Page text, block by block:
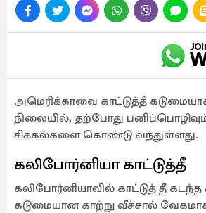
அமெரிக்காவை காட்டுத்தீ
நிலையில், தற்போது பனிப்பொழிவும்
சிக்கல்களை கொண்டு வந்துள்ளது.
கலிபோர்னியா காட்டுத்தீ
கலிபோர்னியாவில் காட்டுத் தீ
கடுமையான காற்று வீச்சால்